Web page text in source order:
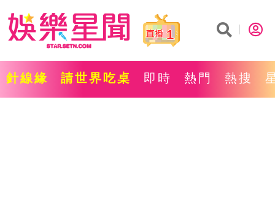
1
針線緣 請世界吃桌 即時 熱門 熱搜